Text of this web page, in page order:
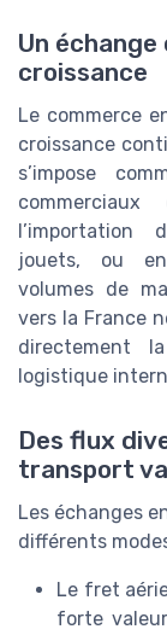
Un
croissance
Le commerce
croissance
s’impose
l’importation
jouets, ou
volumes de
vers la France
directement
logistique
Des flux
transport
Les échanges
différents
Le fret
forte